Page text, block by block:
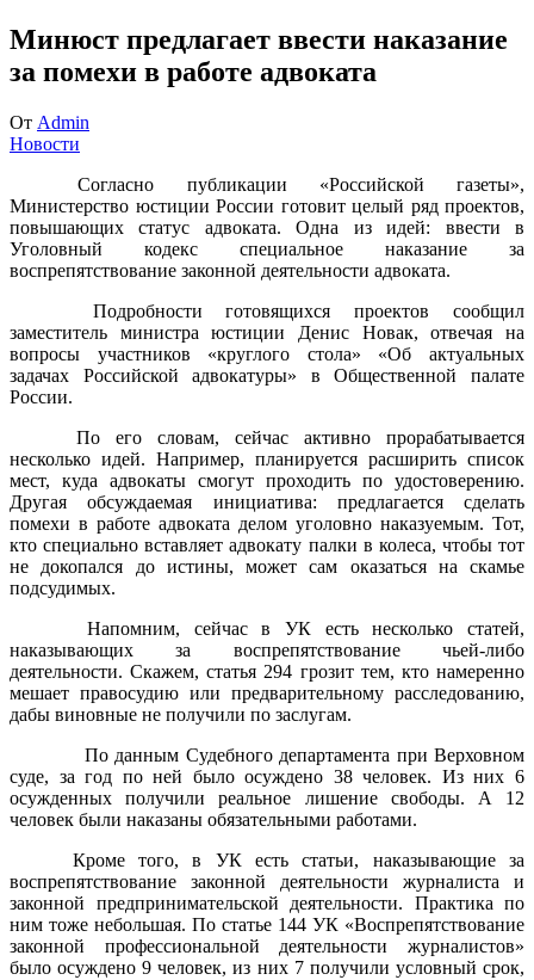
Минюст предлагает ввести наказание
за помехи в работе адвоката
От Admin
Новости
Согласно публикации «Российской газеты»,
Министерство юстиции России готовит целый ряд проектов,
повышающих статус адвоката. Одна из идей: ввести в
Уголовный кодекс специальное наказание за
воспрепятствование законной деятельности адвоката.
Подробности готовящихся проектов сообщил
заместитель министра юстиции Денис Новак, отвечая на
вопросы участников «круглого стола» «Об актуальных
задачах Российской адвокатуры» в Общественной палате
России.
По его словам, сейчас активно прорабатывается
несколько идей. Например, планируется расширить список
мест, куда адвокаты смогут проходить по удостоверению.
Другая обсуждаемая инициатива: предлагается сделать
помехи в работе адвоката делом уголовно наказуемым. Тот,
кто специально вставляет адвокату палки в колеса, чтобы тот
не докопался до истины, может сам оказаться на скамье
подсудимых.
Напомним, сейчас в УК есть несколько статей,
наказывающих за воспрепятствование чьей-либо
деятельности. Скажем, статья 294 грозит тем, кто намеренно
мешает правосудию или предварительному расследованию,
дабы виновные не получили по заслугам.
По данным Судебного департамента при Верховном
суде, за год по ней было осуждено 38 человек. Из них 6
осужденных получили реальное лишение свободы. А 12
человек были наказаны обязательными работами.
Кроме того, в УК есть статьи, наказывающие за
воспрепятствование законной деятельности журналиста и
законной предпринимательской деятельности. Практика по
ним тоже небольшая. По статье 144 УК «Воспрепятствование
законной профессиональной деятельности журналистов»
было осуждено 9 человек, из них 7 получили условный срок,